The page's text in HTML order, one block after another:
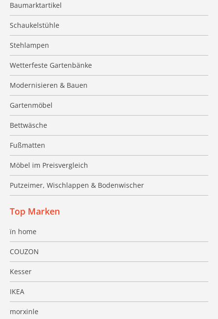
Baumarktartikel
Schaukelstühle
Stehlampen
Wetterfeste Gartenbänke
Modernisieren & Bauen
Gartenmöbel
Bettwäsche
Fußmatten
Möbel im Preisvergleich
Putzeimer, Wischlappen & Bodenwischer
Top Marken
ïn home
COUZON
Kesser
IKEA
morxinle